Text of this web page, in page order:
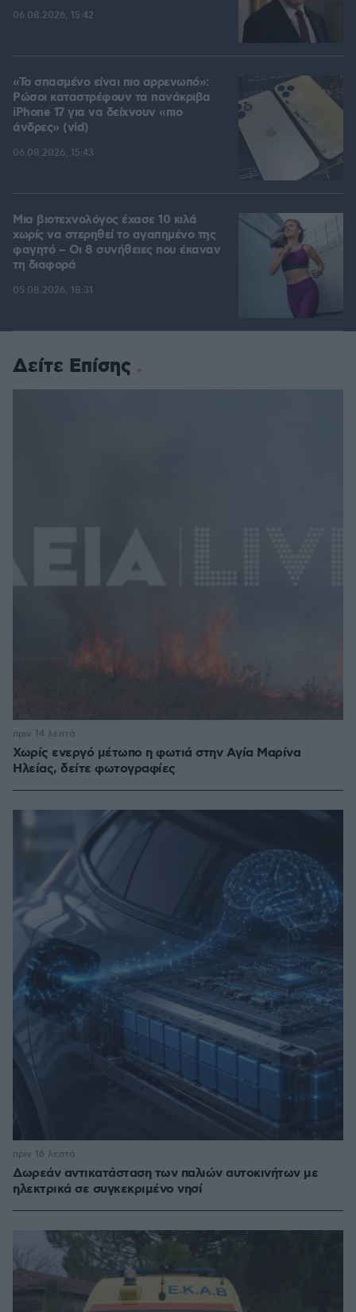
06.08.2026, 15:42
«Το σπασμένο είναι πιο αρρενωπό»:
Ρώσοι καταστρέφουν τα πανάκριβα
iPhone 17 για να δείχνουν «πιο
άνδρες» (vid)
06.08.2026, 15:43
Μια βιοτεχνολόγος έχασε 10 κιλά
χωρίς να στερηθεί το αγαπημένο της
φαγητό – Οι 8 συνήθειες που έκαναν
τη διαφορά
05.08.2026, 18:31
Δείτε Επίσης
Χωρίς ενεργό μέτωπο η φωτιά στην Aγία Μαρίνα
Ηλείας, δείτε φωτογραφίες
πριν 14 λεπτά
Δωρεάν αντικατάσταση των παλιών αυτοκινήτων με
ηλεκτρικά σε συγκεκριμένο νησί
πριν 16 λεπτά